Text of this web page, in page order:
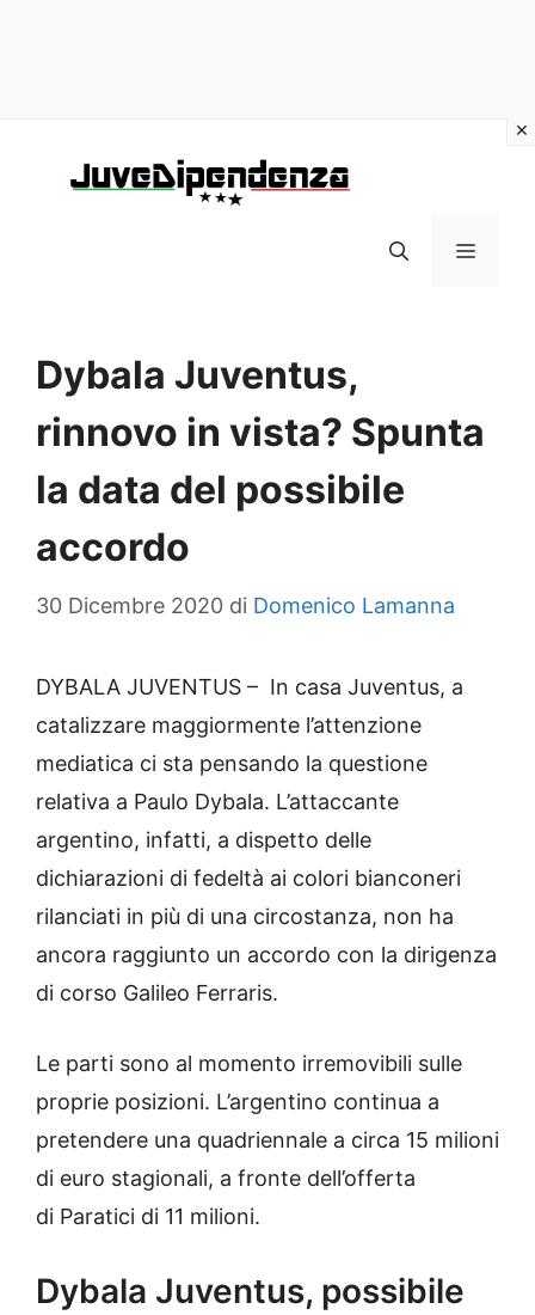
MENU
Dybala Juventus,
rinnovo in vista? Spunta
la data del possibile
accordo
30 Dicembre 2020 di Domenico Lamanna
DYBALA JUVENTUS – In casa Juventus, a
catalizzare maggiormente l’attenzione
mediatica ci sta pensando la questione
relativa a Paulo Dybala. L’attaccante
argentino, infatti, a dispetto delle
dichiarazioni di fedeltà ai colori bianconeri
rilanciati in più di una circostanza, non ha
ancora raggiunto un accordo con la dirigenza
di corso Galileo Ferraris.
Le parti sono al momento irremovibili sulle
proprie posizioni. L’argentino continua a
pretendere una quadriennale a circa 15 milioni
di euro stagionali, a fronte dell’offerta
di Paratici di 11 milioni.
Dybala Juventus, possibile